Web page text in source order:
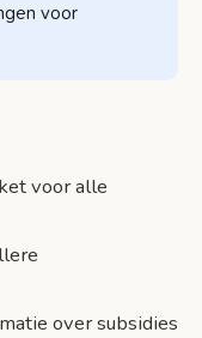
voor
voor alle
over subsidies